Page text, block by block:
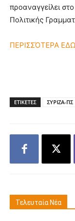
προαναγγείλει
Πολιτικής
ΠΕΡΙΣΣΌΤΕΡΑ ΕΔΩ
ΕΤΙΚΕΤΕΣ ΣΥΡΙΖΑ-ΠΣ
Τελευταία Νέα